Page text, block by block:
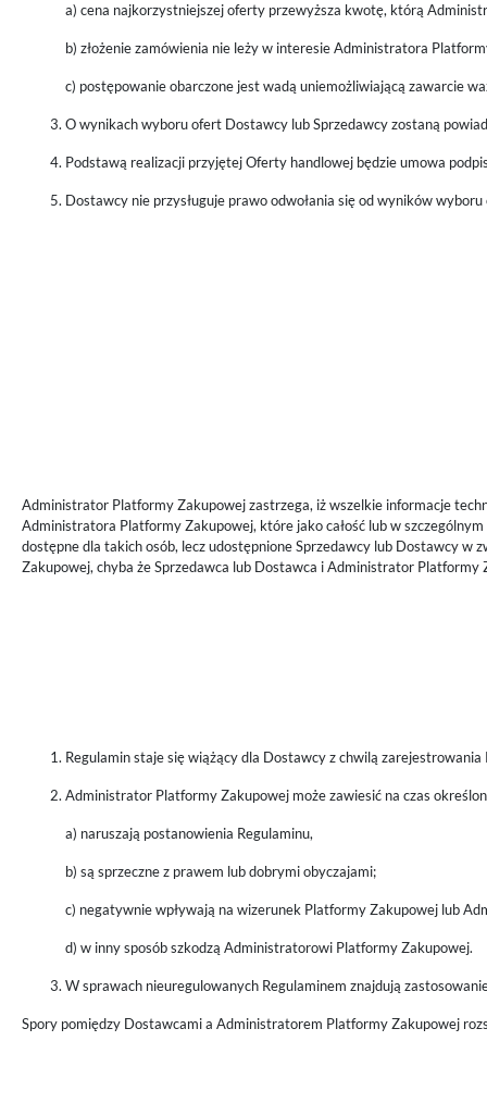
a) cena najkorzystniejszej oferty przewyższa kwotę, którą
b) złożenie zamówienia nie leży w interesie Administratora
c) postępowanie obarczone jest wadą uniemożliwiającą zawarcie
O wynikach wyboru ofert Dostawcy lub Sprzedawcy zostaną
Podstawą realizacji przyjętej Oferty handlowej będzie umowa
Dostawcy nie przysługuje prawo odwołania się od wyników
Administrator Platformy Zakupowej zastrzega, iż wszelkie informacje
Administratora Platformy Zakupowej, które jako całość lub w
dostępne dla takich osób, lecz udostępnione Sprzedawcy lub Dostawcy
Zakupowej, chyba że Sprzedawca lub Dostawca i Administrator
Regulamin staje się wiążący dla Dostawcy z chwilą
Administrator Platformy Zakupowej może zawiesić na czas
a) naruszają postanowienia Regulaminu,
b) są sprzeczne z prawem lub dobrymi obyczajami;
c) negatywnie wpływają na wizerunek Platformy Zakupowej lub
d) w inny sposób szkodzą Administratorowi Platformy Zakupowej.
W sprawach nieuregulowanych Regulaminem znajdują
Spory pomiędzy Dostawcami a Administratorem Platformy Zakupowej